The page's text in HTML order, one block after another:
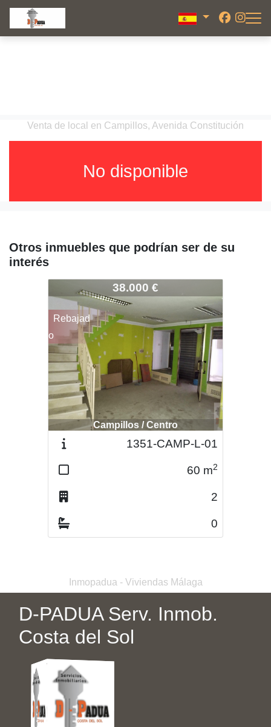
Venta de local en Campillos, Avenida Constitución
No disponible
Otros inmuebles que podrían ser de su
interés
2599-CAMP-L-03
38.000 €
Campillos / Centro
Rebajad
o
1351-CAMP-L-01
60 m2
2
0
Inmopadua - Viviendas Málaga
D-PADUA Serv. Inmob.
Costa del Sol